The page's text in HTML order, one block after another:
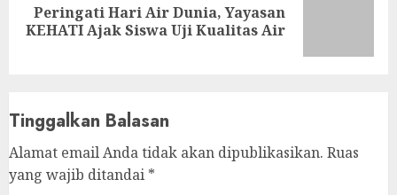
Next
post:
Peringati Hari Air Dunia, Yayasan
KEHATI Ajak Siswa Uji Kualitas Air
Tinggalkan Balasan
Alamat email Anda tidak akan dipublikasikan. Ruas
yang wajib ditandai *